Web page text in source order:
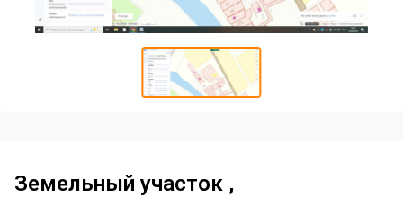
1
Земельный участок ,